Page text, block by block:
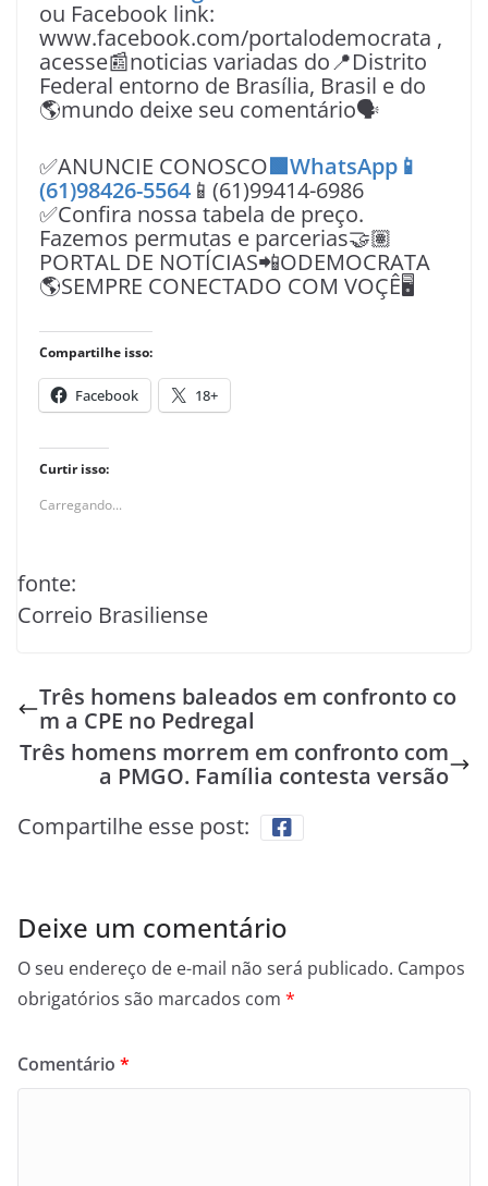
ou Facebook link:
www.facebook.com/portalodemocrata ,
acesse📰noticias variadas do📍Distrito
Federal entorno de Brasília, Brasil e do
🌎mundo deixe seu comentário🗣
✅ANUNCIE CONOSCO🟩WhatsApp📱
(61)98426-5564 📱(61)99414-6986
✅Confira nossa tabela de preço.
Fazemos permutas e parcerias🤝🏽
PORTAL DE NOTÍCIAS📲ODEMOCRATA
🌎SEMPRE CONECTADO COM VOÇÊ🖥️
Compartilhe isso:
Facebook 18+
Curtir isso:
Carregando...
fonte:
Correio Brasiliense
Três homens baleados em confronto co
m a CPE no Pedregal
Três homens morrem em confronto com
a PMGO. Família contesta versão
Compartilhe esse post:
Deixe um comentário
O seu endereço de e-mail não será publicado. Campos
obrigatórios são marcados com *
Comentário *